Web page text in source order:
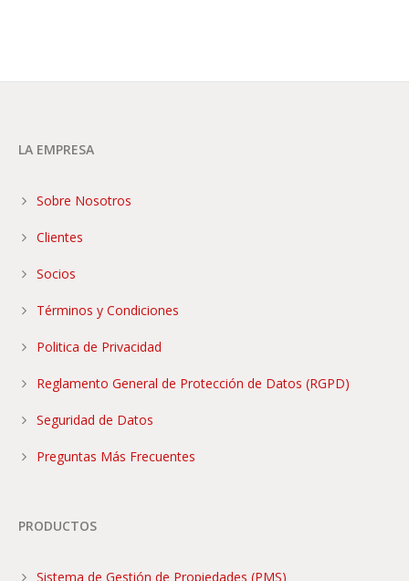
LA EMPRESA
Sobre Nosotros
Clientes
Socios
Términos y Condiciones
Politica de Privacidad
Reglamento General de Protección de Datos (RGPD)
Seguridad de Datos
Preguntas Más Frecuentes
PRODUCTOS
Sistema de Gestión de Propiedades (PMS)